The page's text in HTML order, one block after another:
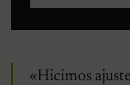
«Hicimos